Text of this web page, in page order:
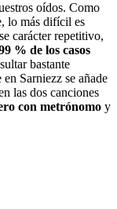
oídos. Como
lo más difícil es
carácter repetitivo,
% de los casos
bastante
Sarniezz se añade
las dos canciones
con metrónomo y